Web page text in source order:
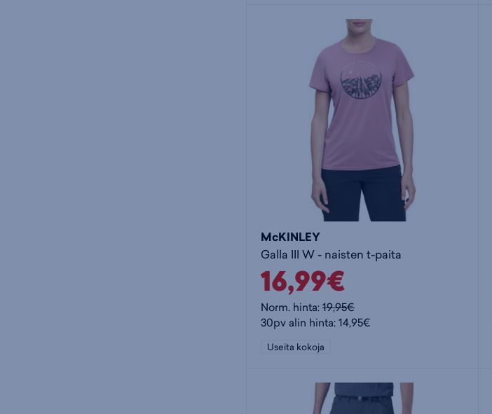
McKINLEY
Galla III W - naisten t-paita
16,99€
Norm. hinta:19,95€
30pv alin hinta: 14,95€
Useita kokoja